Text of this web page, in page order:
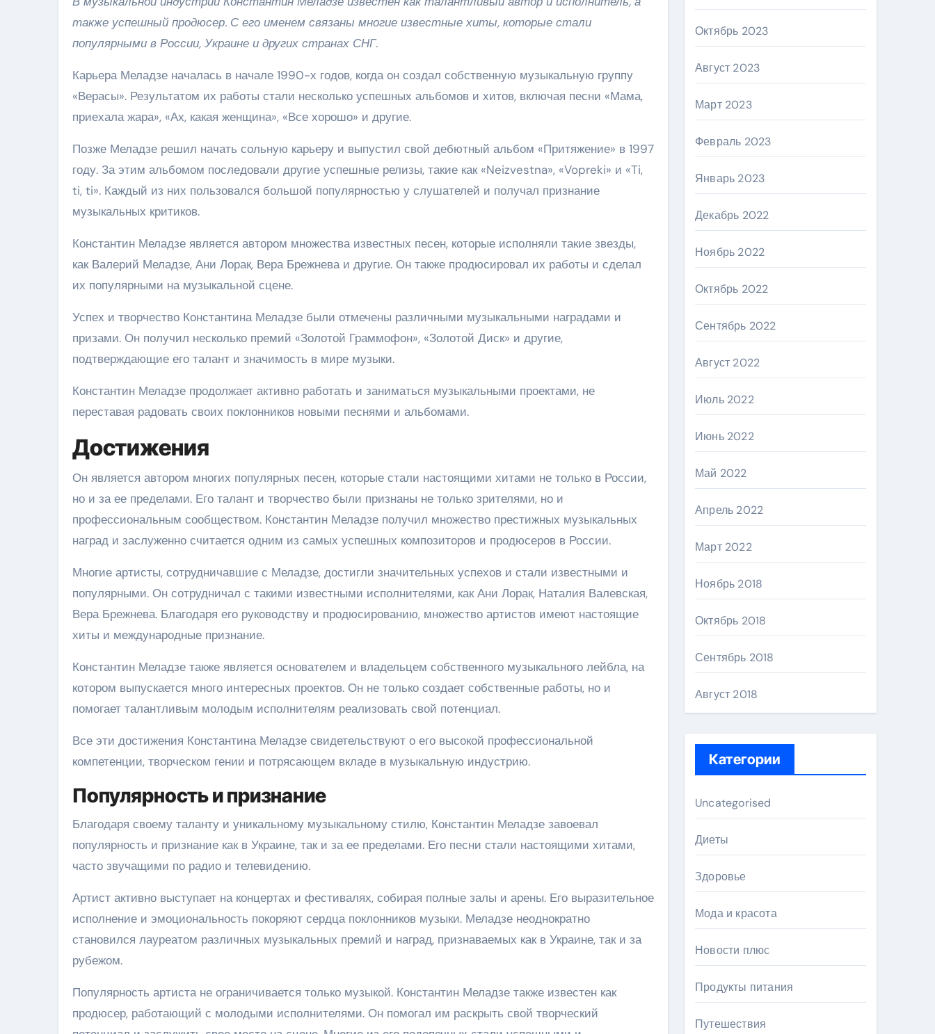
также успешный продюсер. С его именем связаны многие известные хиты, которые стали
популярными в России, Украине и других странах СНГ.
Карьера Меладзе началась в начале 1990-х годов, когда он создал собственную музыкальную группу
«Верасы». Результатом их работы стали несколько успешных альбомов и хитов, включая песни «Мама,
приехала жара», «Ах, какая женщина», «Все хорошо» и другие.
Позже Меладзе решил начать сольную карьеру и выпустил свой дебютный альбом «Притяжение» в 1997
году. За этим альбомом последовали другие успешные релизы, такие как «Neizvestna», «Vopreki» и «Ti,
ti, ti». Каждый из них пользовался большой популярностью у слушателей и получал признание
музыкальных критиков.
Константин Меладзе является автором множества известных песен, которые исполняли такие звезды,
как Валерий Меладзе, Ани Лорак, Вера Брежнева и другие. Он также продюсировал их работы и сделал
их популярными на музыкальной сцене.
Успех и творчество Константина Меладзе были отмечены различными музыкальными наградами и
призами. Он получил несколько премий «Золотой Граммофон», «Золотой Диск» и другие,
подтверждающие его талант и значимость в мире музыки.
Константин Меладзе продолжает активно работать и заниматься музыкальными проектами, не
переставая радовать своих поклонников новыми песнями и альбомами.
Достижения
Он является автором многих популярных песен, которые стали настоящими хитами не только в России,
но и за ее пределами. Его талант и творчество были признаны не только зрителями, но и
профессиональным сообществом. Константин Меладзе получил множество престижных музыкальных
наград и заслуженно считается одним из самых успешных композиторов и продюсеров в России.
Многие артисты, сотрудничавшие с Меладзе, достигли значительных успехов и стали известными и
популярными. Он сотрудничал с такими известными исполнителями, как Ани Лорак, Наталия Валевская,
Вера Брежнева. Благодаря его руководству и продюсированию, множество артистов имеют настоящие
хиты и международные признание.
Константин Меладзе также является основателем и владельцем собственного музыкального лейбла, на
котором выпускается много интересных проектов. Он не только создает собственные работы, но и
помогает талантливым молодым исполнителям реализовать свой потенциал.
Все эти достижения Константина Меладзе свидетельствуют о его высокой профессиональной
компетенции, творческом гении и потрясающем вкладе в музыкальную индустрию.
Популярность и признание
Благодаря своему таланту и уникальному музыкальному стилю, Константин Меладзе завоевал
популярность и признание как в Украине, так и за ее пределами. Его песни стали настоящими хитами,
часто звучащими по радио и телевидению.
Артист активно выступает на концертах и фестивалях, собирая полные залы и арены. Его выразительное
исполнение и эмоциональность покоряют сердца поклонников музыки. Меладзе неоднократно
становился лауреатом различных музыкальных премий и наград, признаваемых как в Украине, так и за
рубежом.
Популярность артиста не ограничивается только музыкой. Константин Меладзе также известен как
продюсер, работающий с молодыми исполнителями. Он помогал им раскрыть свой творческий
Октябрь 2023
Август 2023
Март 2023
Февраль 2023
Январь 2023
Декабрь 2022
Ноябрь 2022
Октябрь 2022
Сентябрь 2022
Август 2022
Июль 2022
Июнь 2022
Май 2022
Апрель 2022
Март 2022
Ноябрь 2018
Октябрь 2018
Сентябрь 2018
Август 2018
Категории
Uncategorised
Диеты
Здоровье
Мода и красота
Новости плюс
Продукты питания
Путешествия